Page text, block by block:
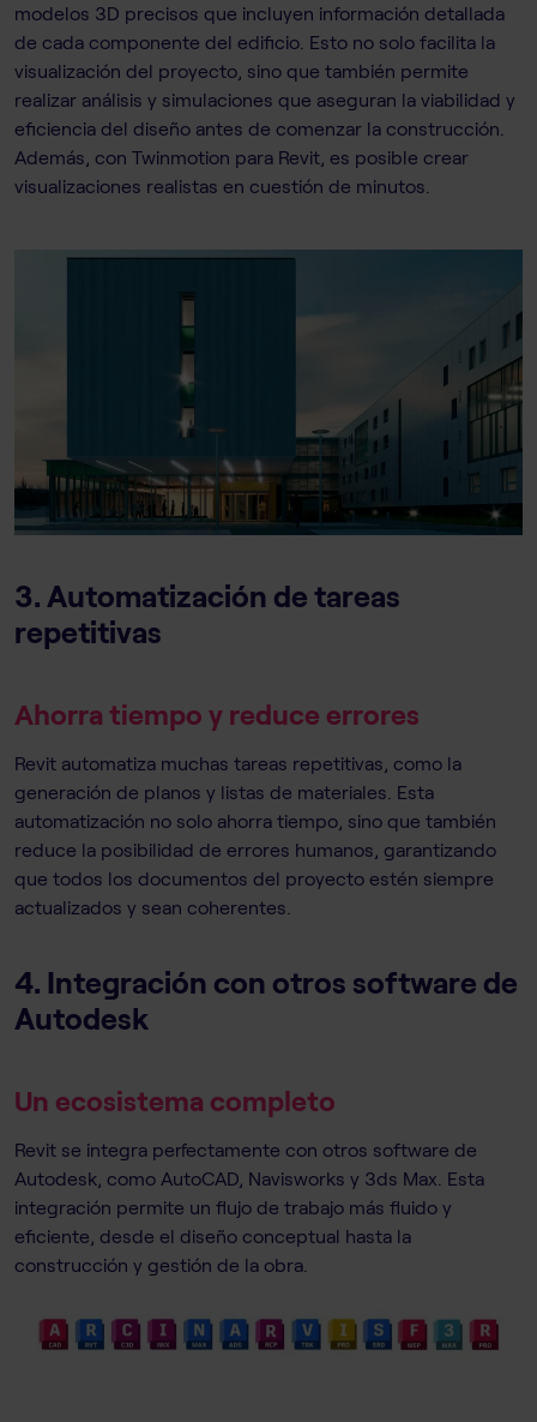
modelos 3D precisos que incluyen información detallada
de cada componente del edificio. Esto no solo facilita la
visualización del proyecto, sino que también permite
realizar análisis y simulaciones que aseguran la viabilidad y
eficiencia del diseño antes de comenzar la construcción.
Además, con Twinmotion para Revit, es posible crear
visualizaciones realistas en cuestión de minutos.
3. Automatización de tareas
repetitivas
Ahorra tiempo y reduce errores
Revit automatiza muchas tareas repetitivas, como la
generación de planos y listas de materiales. Esta
automatización no solo ahorra tiempo, sino que también
reduce la posibilidad de errores humanos, garantizando
que todos los documentos del proyecto estén siempre
actualizados y sean coherentes.
4. Integración con otros software de
Autodesk
Un ecosistema completo
Revit se integra perfectamente con otros software de
Autodesk, como AutoCAD, Navisworks y 3ds Max. Esta
integración permite un flujo de trabajo más fluido y
eficiente, desde el diseño conceptual hasta la
construcción y gestión de la obra.